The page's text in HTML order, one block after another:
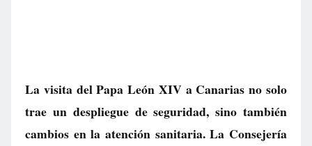
La visita del Papa León XIV a Canarias no solo
trae un despliegue de seguridad, sino también
cambios en la atención sanitaria. La Consejería